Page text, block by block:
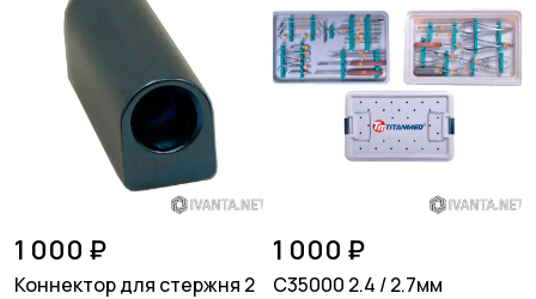
1 000 ₽
Коннектор для стержня 2
1 000 ₽
C35000 2.4 / 2.7мм